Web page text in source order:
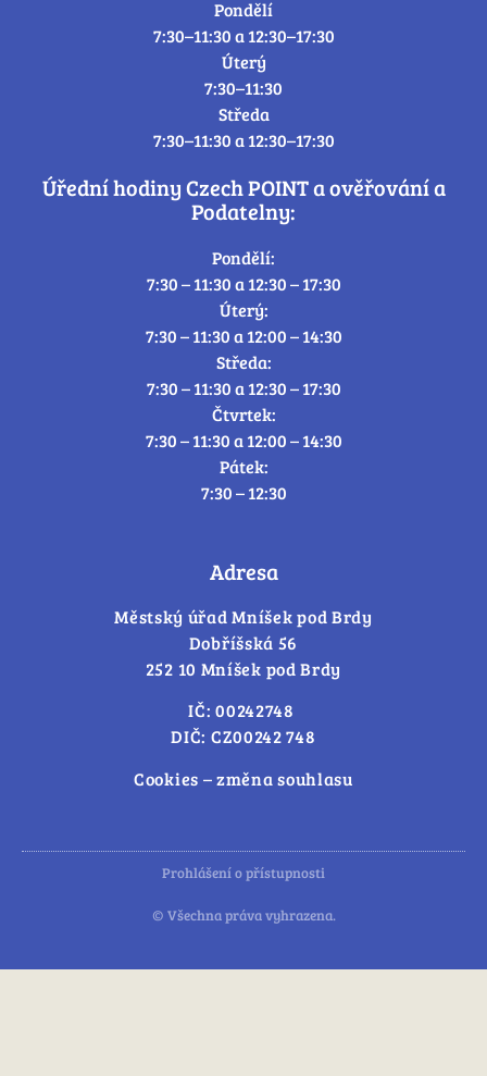
Pondělí
7:30–11:30 a 12:30–17:30
Úterý
7:30–11:30
Středa
7:30–11:30 a 12:30–17:30
Úřední hodiny Czech POINT a ověřování a
Podatelny:
Pondělí:
7:30 – 11:30 a 12:30 – 17:30
Úterý:
7:30 – 11:30 a 12:00 – 14:30
Středa:
7:30 – 11:30 a 12:30 – 17:30
Čtvrtek:
7:30 – 11:30 a 12:00 – 14:30
Pátek:
7:30 – 12:30
Adresa
Městský úřad Mníšek pod Brdy
Dobříšská 56
252 10 Mníšek pod Brdy
IČ: 00242748
DIČ: CZ00242 748
Cookies – změna souhlasu
Prohlášení o přístupnosti
© Všechna práva vyhrazena.